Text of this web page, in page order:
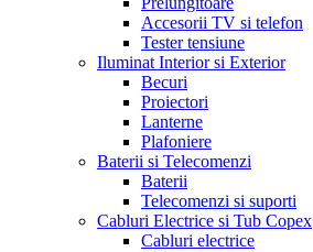
Accesorii TV si telefon
Tester tensiune
Iluminat Interior si Exterior
Becuri
Proiectori
Lanterne
Plafoniere
Baterii si Telecomenzi
Baterii
Telecomenzi si suporti
Cabluri Electrice si Tub Copex
Cabluri electrice